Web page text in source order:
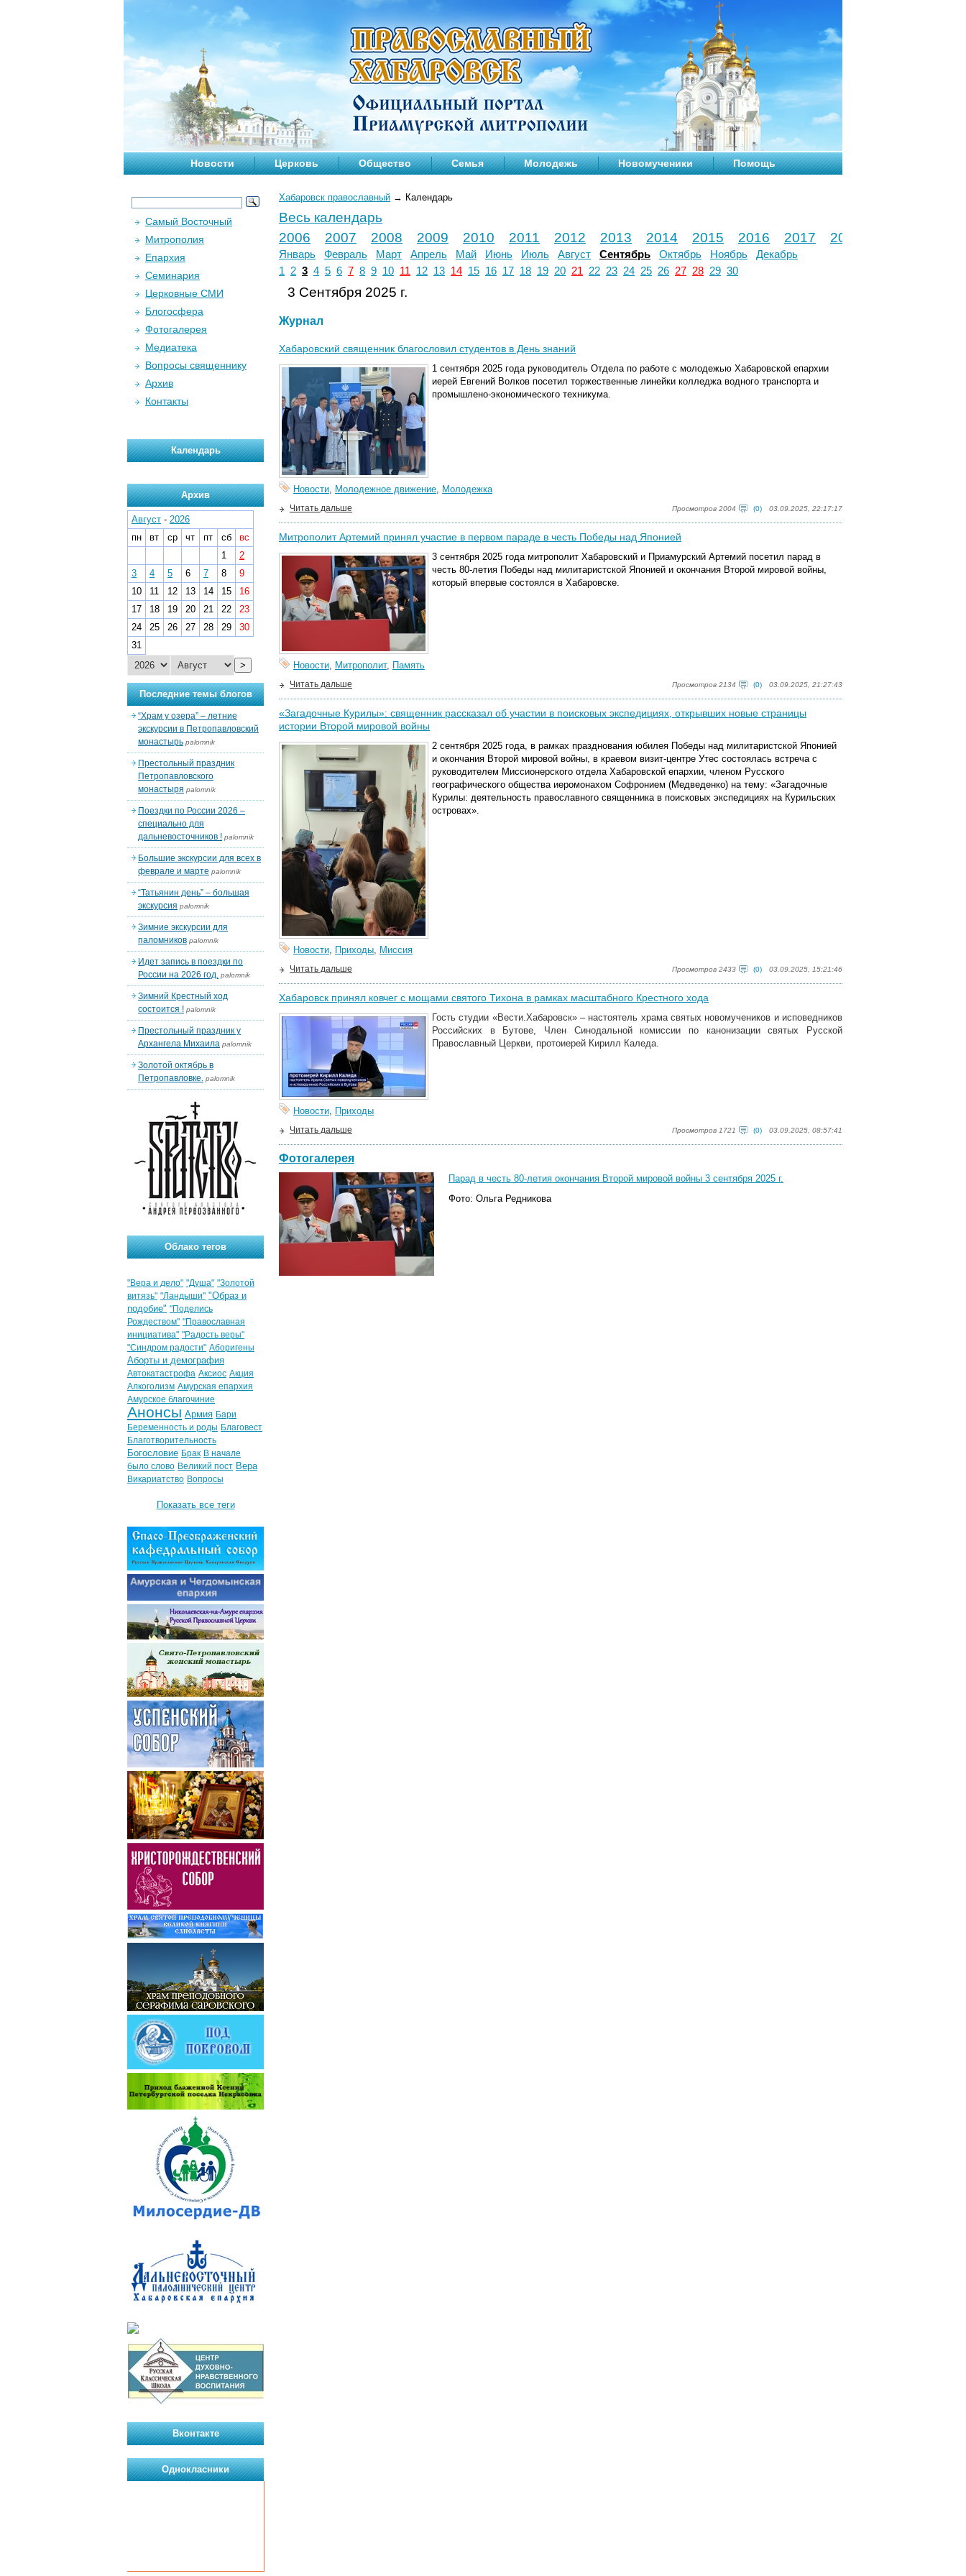
Новости Церковь Общество Семья Молодежь Новомученики Помощь
Хабаровск православный → Календарь
Весь календарь
2006
2007 2008 2009 2010 2011 2012 2013 2014 2015 2016 2017 2018
Январь Февраль Март Апрель Май Июнь Июль Август Сентябрь Октябрь Ноябрь
Декабрь
1
2 3 4 5 6 7 8 9 10 11 12 13 14 15 16 17 18 19 20 21 22 23 24 25 26 27 28 29 30
3 Сентября 2025 г.
Журнал
Хабаровский священник благословил студентов в День знаний
1 сентября 2025 года руководитель Отдела по работе с молодежью Хабаровской епархии
иерей Евгений Волков посетил торжественные линейки колледжа водного транспорта и
промышлено-экономического техникума.
Новости, Молодежное движение, Молодежка
Просмотров 2004 (0) 03.09.2025, 22:17:17
Читать дальше
Митрополит Артемий принял участие в первом параде в честь Победы над Японией
3 сентября 2025 года митрополит Хабаровский и Приамурский Артемий посетил парад в
честь 80-летия Победы над милитаристской Японией и окончания Второй мировой войны,
который впервые состоялся в Хабаровске.
Новости, Митрополит, Память
Просмотров 2134 (0) 03.09.2025, 21:27:43
Читать дальше
«Загадочные Курилы»: священник рассказал об участии в поисковых экспедициях, открывших новые страницы
истории Второй мировой войны
2 сентября 2025 года, в рамках празднования юбилея Победы над милитаристской Японией
и окончания Второй мировой войны, в краевом визит-центре Утес состоялась встреча с
руководителем Миссионерского отдела Хабаровской епархии, членом Русского
географического общества иеромонахом Софронием (Медведенко) на тему: «Загадочные
Курилы: деятельность православного священника в поисковых экспедициях на Курильских
островах».
Новости, Приходы, Миссия
Просмотров 2433 (0) 03.09.2025, 15:21:46
Читать дальше
Хабаровск принял ковчег с мощами святого Тихона в рамках масштабного Крестного хода
Гость студии «Вести.Хабаровск»– настоятель храмасвятых новомучеников и исповедников
Российских в Бутове, Член Синодальной комиссии по канонизации святых Русской
Православный Церкви, протоиерей Кирилл Каледа.
Новости, Приходы
Просмотров 1721 (0) 03.09.2025, 08:57:41
Читать дальше
Фотогалерея
Парад в честь 80-летия окончания Второй мировой войны 3 сентября 2025 г.
Фото: Ольга Редникова
Самый Восточный
Митрополия
Епархия
Семинария
Церковные СМИ
Блогосфера
Фотогалерея
Медиатека
Вопросы священнику
Архив
Контакты
Календарь
Архив
Август - 2026
пн
вт ср чт пт сб
вс
1
2
3
4 5 6 7 8
9
10
11 12 13 14 15
16
17
18 19 20 21 22
23
24
25 26 27 28 29
30
31
>
Последние темы блогов
“Храм у озера” – летние
экскурсии в Петропавловский
монастырь palomnik
Престольный праздник
Петропавловского
монастыря palomnik
Поездки по России 2026 –
специально для
дальневосточников ! palomnik
Большие экскурсии для всех в
феврале и марте palomnik
“Татьянин день” – большая
экскурсия palomnik
Зимние экскурсии для
паломников palomnik
Идет запись в поездки по
России на 2026 год. palomnik
Зимний Крестный ход
состоится ! palomnik
Престольный праздник у
Архангела Михаила palomnik
Золотой октябрь в
Петропавловке. palomnik
Облако тегов
"Вера и дело" "Душа" "Золотой
витязь" "Ландыши" "Образ и
подобие" "Поделись
Рождеством" "Православная
инициатива" "Радость веры"
"Синдром радости" Аборигены
Аборты и демография
Автокатастрофа Аксиос Акция
Алкоголизм Амурская епархия
Амурское благочиние
Анонсы Армия Бари
Беременность и роды Благовест
Благотворительность
Богословие Брак В начале
было слово Великий пост Вера
Викариатство Вопросы
Показать все теги
Вконтакте
Однокласники